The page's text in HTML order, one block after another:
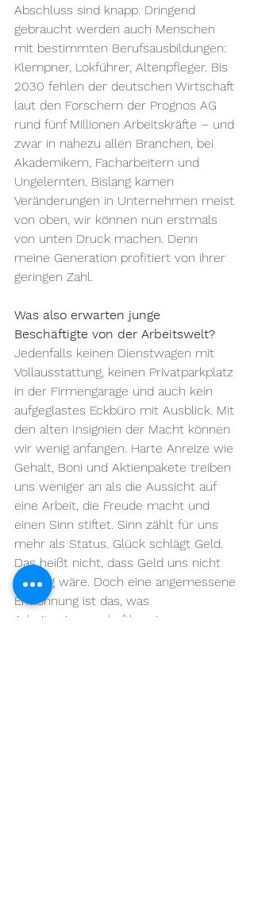
Abschluss sind knapp. Dringend
gebraucht werden auch Menschen
mit bestimmten Berufsausbildungen:
Klempner, Lokführer, Altenpfleger. Bis
2030 fehlen der deutschen Wirtschaft
laut den Forschern der Prognos AG
rund fünf Millionen Arbeitskräfte – und
zwar in nahezu allen Branchen, bei
Akademikern, Facharbeitern und
Ungelernten. Bislang kamen
Veränderungen in Unternehmen meist
von oben, wir können nun erstmals
von unten Druck machen. Denn
meine Generation profitiert von ihrer
geringen Zahl.
Was also erwarten junge
Beschäftigte von der Arbeitswelt?
Jedenfalls keinen Dienstwagen mit
Vollausstattung, keinen Privatparkplatz
in der Firmengarage und auch kein
aufgeglastes Eckbüro mit Ausblick. Mit
den alten Insignien der Macht können
wir wenig anfangen. Harte Anreize wie
Gehalt, Boni und Aktienpakete treiben
uns weniger an als die Aussicht auf
eine Arbeit, die Freude macht und
einen Sinn stiftet. Sinn zählt für uns
mehr als Status. Glück schlägt Geld.
Das heißt nicht, dass Geld uns nicht
wichtig wäre. Doch eine angemessene
Entlohnung ist das, was
Arbeitswissenschaftler einen